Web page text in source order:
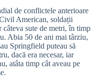
de conflictele anterioare
American, soldații
câteva sute de metri, în timp
Abia 50 de ani mai târziu,
Springfield puteau să
dacă era necesar, iar
atâta timp cât aveau pe